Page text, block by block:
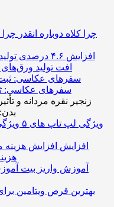
چرا کلاه دوباره انقدر
افت تولید
سفرهای عکاسی:
زنجیر نقره مردانه و
۵ ویژگی لپ تاپ های
افزایش
آموزش واریز بیت